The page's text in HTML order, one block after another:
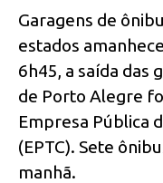
Garagens de
estados
6h45, a saída das
de Porto Alegre
Empresa Pública
(EPTC). Sete
manhã.